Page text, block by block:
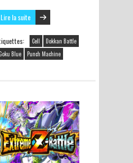
Lire la suite
Cell
Dokkan Battle
Blue
Punch Machine